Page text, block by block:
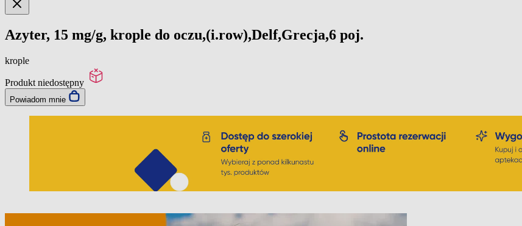
Azyter, 15 mg/g, krople do oczu,(i.row),Delf,Grecja,6 poj.
krople
Produkt niedostępny
Powiadom mnie